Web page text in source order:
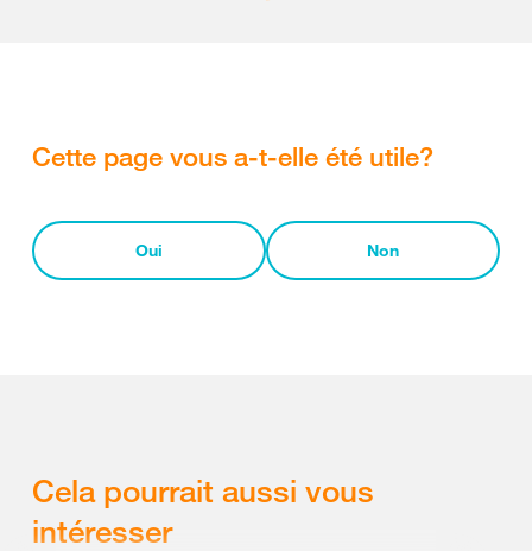
Cette page vous a-t-elle été utile?
Oui Non
Cela pourrait aussi vous
intéresser